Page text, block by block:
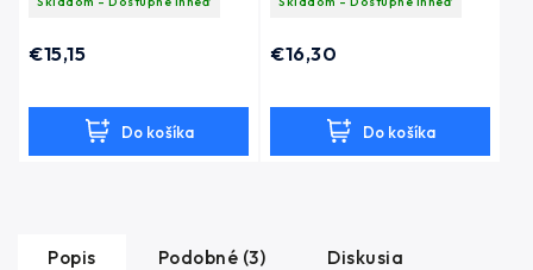
tvrdý
€15,15
Do košíka
tvrdý
€16,30
Do košíka
Popis Podobné (3) Diskusia